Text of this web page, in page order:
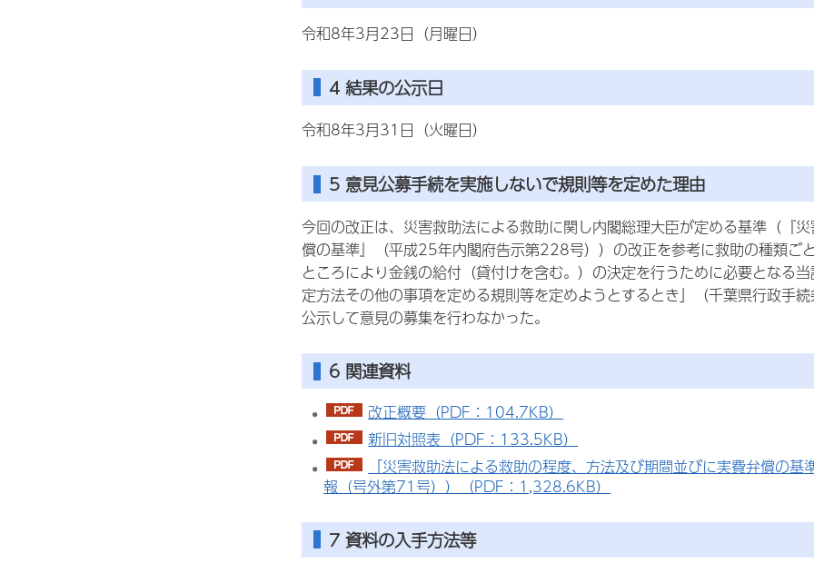
令和8年3月23日（月曜日）
4 結果の公示日
令和8年3月31日（火曜日）
5 意見公募手続を実施しないで規則等を定めた理由
今回の改正は、災害救助法による救助に関し内閣総理大臣が定める基準（『
償の基準』（平成25年内閣府告示第228号））の改正を参考に救助の種類ご
ところにより金銭の給付（貸付けを含む。）の決定を行うために必要となる
定方法その他の事項を定める規則等を定めようとするとき」（千葉県行政手
公示して意見の募集を行わなかった。
6 関連資料
改正概要（PDF：104.7KB）
新旧対照表（PDF：133.5KB）
「災害救助法による救助の程度、方法及び期間並びに実費弁償の
報（号外第71号））（PDF：1,328.6KB）
7 資料の入手方法等